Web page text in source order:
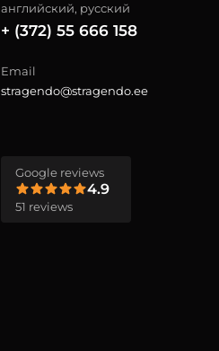
английский, русский
+ (372) 55 666 158
Email
stragendo@stragendo.ee
Google reviews
4.9
51 reviews